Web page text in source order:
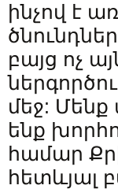
ինչով է
բայց ոչ
մեջ: Մենք
ենք
համար
հետևյալ